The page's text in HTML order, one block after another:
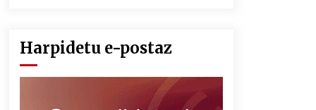
Harpidetu e-postaz